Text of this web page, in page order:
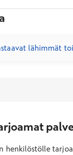
lähimmät
henkilöstölle